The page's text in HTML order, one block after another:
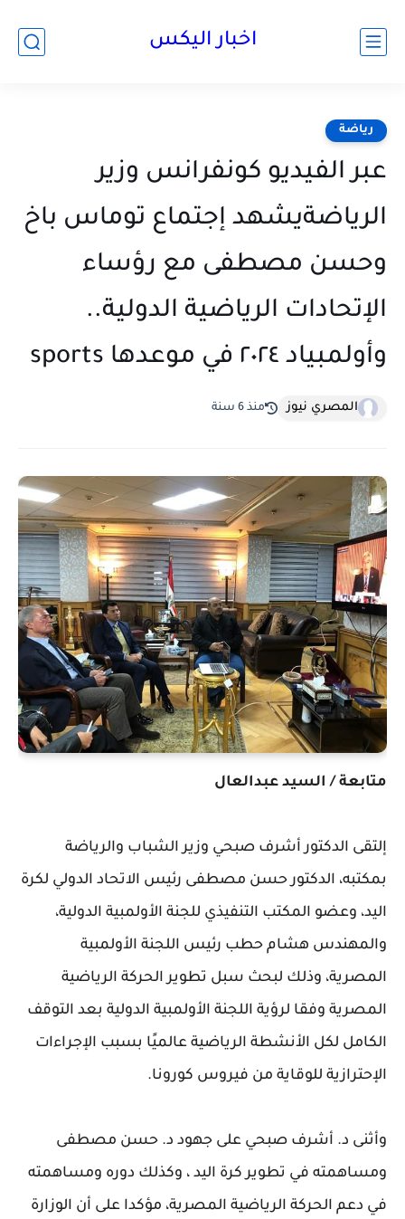
اخبار اليكس
رياضة
عبر الفيديو كونفرانس وزير
الرياضةيشهد إجتماع توماس باخ
وحسن مصطفى مع رؤساء
الإتحادات الرياضية الدولية..
وأولمبياد ٢٠٢٤ في موعدها sports
المصري نيوز منذ 6 سنة
متابعة / السيد عبدالعال
إلتقى الدكتور أشرف صبحي وزير الشباب والرياضة
بمكتبه، الدكتور حسن مصطفى رئيس الاتحاد الدولي لكرة
اليد، وعضو المكتب التنفيذي للجنة الأولمبية الدولية،
والمهندس هشام حطب رئيس اللجنة الأولمبية
المصرية، وذلك لبحث سبل تطوير الحركة الرياضية
المصرية وفقا لرؤية اللجنة الأولمبية الدولية بعد التوقف
الكامل لكل الأنشطة الرياضية عالميًا بسبب الإجراءات
الإحترازية للوقاية من فيروس كورونا.
وأثنى د. أشرف صبحي على جهود د. حسن مصطفى
ومساهمته في تطوير كرة اليد ، وكذلك دوره ومساهمته
في دعم الحركة الرياضية المصرية، مؤكدا على أن الوزارة